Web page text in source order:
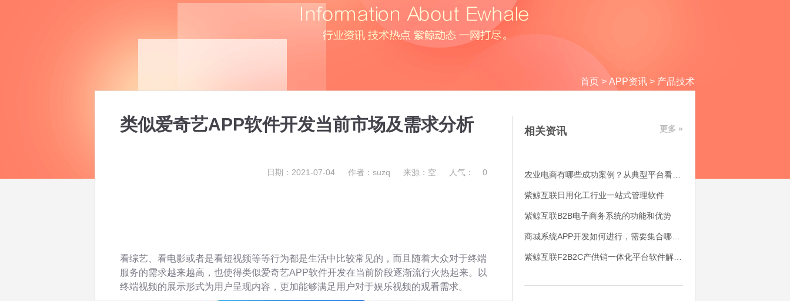
首页 > APP资讯 > 产品技术
类似爱奇艺APP软件开发当前市场及需求分析
日期：2021-07-04 作者：suzq 来源：空 人气： 0
看综艺、看电影或者是看短视频等等行为都是生活中比较常见的，而且随着大众对于终端
服务的需求越来越高，也使得类似爱奇艺APP软件开发在当前阶段逐渐流行火热起来。以
终端视频的展示形式为用户呈现内容，更加能够满足用户对于娱乐视频的观看需求。
相关资讯 更多 »
紫鲸互联日用化工行业一站式管理软件
紫鲸互联B2B电子商务系统的功能和优势